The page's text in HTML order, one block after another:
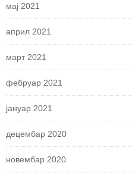
мај 2021
април 2021
март 2021
фебруар 2021
јануар 2021
децембар 2020
новембар 2020